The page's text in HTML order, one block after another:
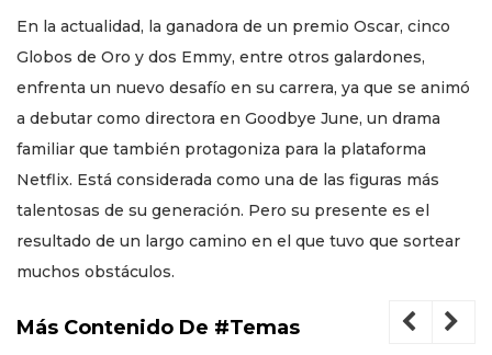
En la actualidad, la ganadora de un premio Oscar, cinco
Globos de Oro y dos Emmy, entre otros galardones,
enfrenta un nuevo desafío en su carrera, ya que se animó
a debutar como directora en Goodbye June, un drama
familiar que también protagoniza para la plataforma
Netflix. Está considerada como una de las figuras más
talentosas de su generación. Pero su presente es el
resultado de un largo camino en el que tuvo que sortear
muchos obstáculos.
Más Contenido De #Temas